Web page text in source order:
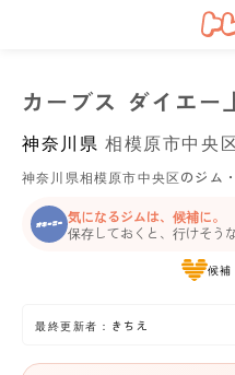
カーブス ダイエー
神奈川県 相模原市中央
神奈川県相模原市中央区のジム
気になるジムは、候補に。
保存しておくと、行けそう
候補
最終更新者：きちえ